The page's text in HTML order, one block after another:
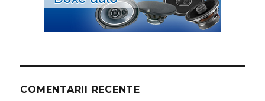
COMENTARII RECENTE